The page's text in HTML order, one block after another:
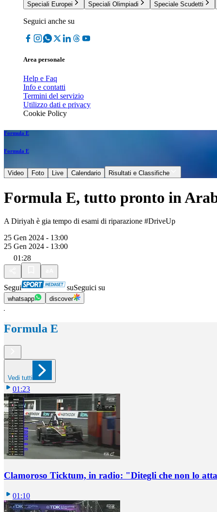
Speciali Europei
Speciali Olimpiadi Speciale Scudetti
Seguici anche su
Area personale
Help e Faq
Info e contatti
Termini del servizio
Utilizzo dati e privacy
Cookie Policy
Formula E
Formula E
Video Foto Live Calendario Risultati e Classifiche
Formula E, tutto pronto in
A Diriyah è gia tempo di esami di riparazione #DriveUp
25 Gen 2024 - 13:00
25 Gen 2024 - 13:00
01:28
Segui suSeguici su
whatsapp discover
Formula E
Vedi tutti
01:23
Clamoroso Ticktum, in radio: "Ditegli che non lo
01:10